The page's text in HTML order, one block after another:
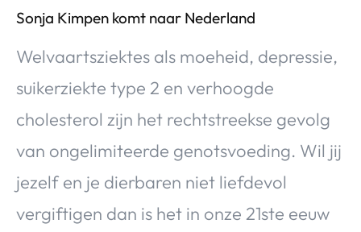
Sonja Kimpen komt naar Nederland
Welvaartsziektes als moeheid, depressie,
suikerziekte type 2 en verhoogde
cholesterol zijn het rechtstreekse gevolg
van ongelimiteerde genotsvoeding. Wil jij
jezelf en je dierbaren niet liefdevol
vergiftigen dan is het in onze 21ste eeuw